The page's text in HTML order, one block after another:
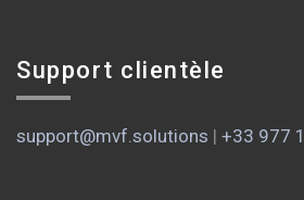
Support clientèle
support@mvf.solutions | +33 977